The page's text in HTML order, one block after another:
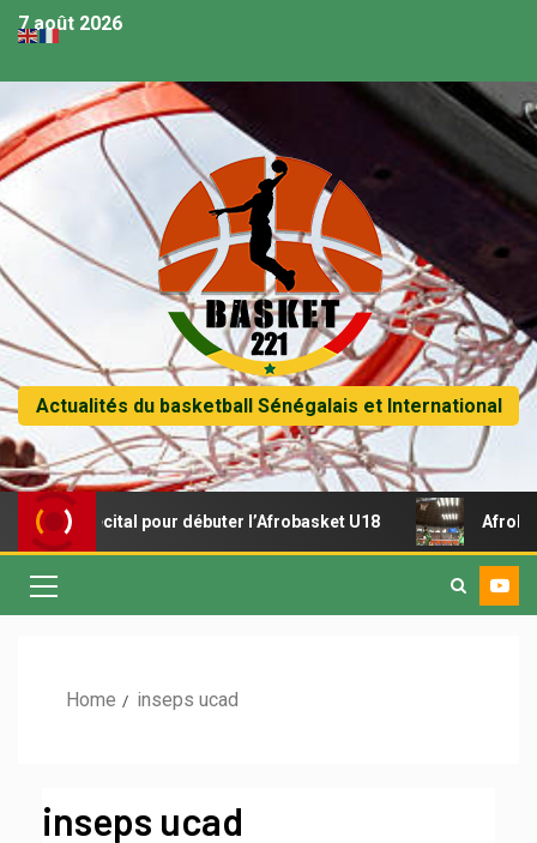
7 août 2026
Actualités du basketball Sénégalais et International
un récital pour débuter l’Afrobasket U18 Afrobasket
Home inseps ucad
inseps ucad